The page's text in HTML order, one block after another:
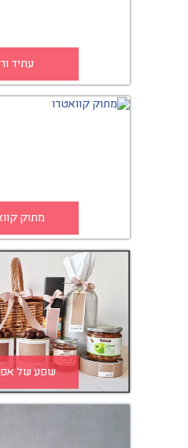
עתיד
מתוק
שפע של